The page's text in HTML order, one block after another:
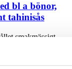
bl a bönor,
tahinisås
smakmässigt